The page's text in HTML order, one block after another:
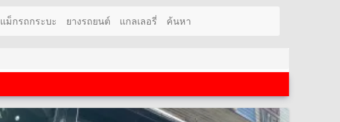
แม็กรถกระบะ ยางรถยนต์ แกลเลอรี่ ค้นหา